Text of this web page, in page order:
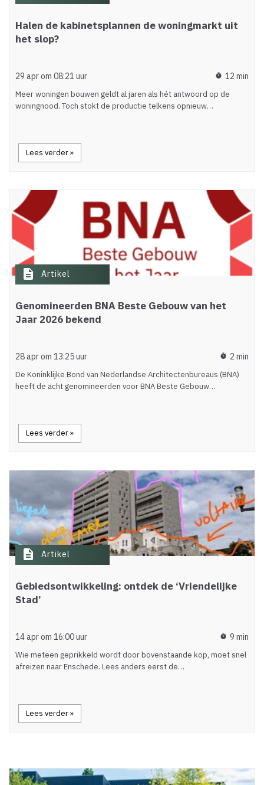
Halen de kabinetsplannen de woningmarkt uit
het slop?
29 apr om 08:21 uur timer 12 min
Meer woningen bouwen geldt al jaren als hét antwoord op de
woningnood. Toch stokt de productie telkens opnieuw…
Lees verder »
description Artikel
Genomineerden BNA Beste Gebouw van het
Jaar 2026 bekend
28 apr om 13:25 uur timer 2 min
De Koninklijke Bond van Nederlandse Architectenbureaus (BNA)
heeft de acht genomineerden voor BNA Beste Gebouw…
Lees verder »
description Artikel
Gebiedsontwikkeling: ontdek de ‘Vriendelijke
Stad’
14 apr om 16:00 uur timer 9 min
Wie meteen geprikkeld wordt door bovenstaande kop, moet snel
afreizen naar Enschede. Lees anders eerst de…
Lees verder »